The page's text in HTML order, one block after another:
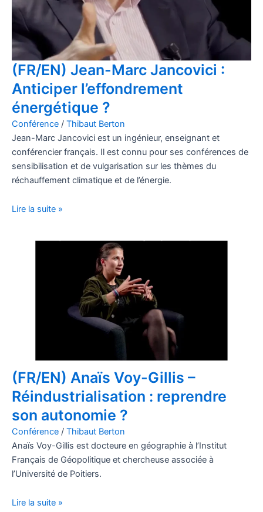
(FR/EN) Jean-Marc Jancovici :
Anticiper l’effondrement
énergétique ?
Conférence / Thibaut Berton
Jean-Marc Jancovici est un ingénieur, enseignant et
conférencier français. Il est connu pour ses conférences de
sensibilisation et de vulgarisation sur les thèmes du
réchauffement climatique et de l’énergie.
Lire la suite »
(FR/EN) Anaïs Voy-Gillis –
Réindustrialisation : reprendre
son autonomie ?
Conférence / Thibaut Berton
Anaïs Voy-Gillis est docteure en géographie à l’Institut
Français de Géopolitique et chercheuse associée à
l’Université de Poitiers.
Lire la suite »